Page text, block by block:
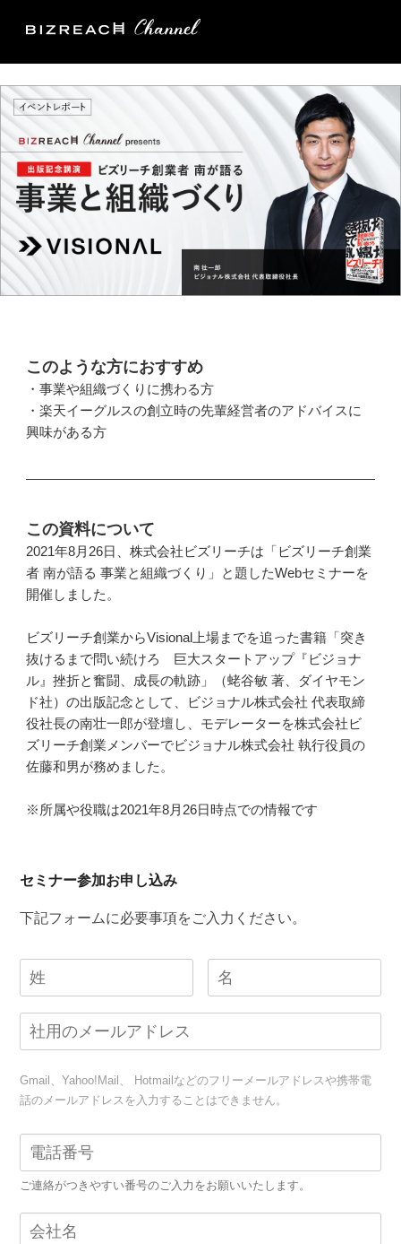
このような方におすすめ
・事業や組織づくりに携わる方
・楽天イーグルスの創立時の先輩経営者のアドバイスに
興味がある方
この資料について
2021年8月26日、株式会社ビズリーチは「ビズリーチ創業
者 南が語る 事業と組織づくり」と題したWebセミナーを
開催しました。
ビズリーチ創業からVisional上場までを追った書籍「突き
抜けるまで問い続けろ 巨大スタートアップ『ビジョナ
ル』挫折と奮闘、成長の軌跡」（蛯谷敏 著、ダイヤモン
ド社）の出版記念として、ビジョナル株式会社 代表取締
役社長の南壮一郎が登壇し、モデレーターを株式会社ビ
ズリーチ創業メンバーでビジョナル株式会社 執行役員の
佐藤和男が務めました。
※所属や役職は2021年8月26日時点での情報です
セミナー参加お申し込み
下記フォームに必要事項をご入力ください。
Gmail、Yahoo!Mail、 Hotmailなどのフリーメールアドレスや携帯電
話のメールアドレスを入力することはできません。
ご連絡がつきやすい番号のご入力をお願いいたします。